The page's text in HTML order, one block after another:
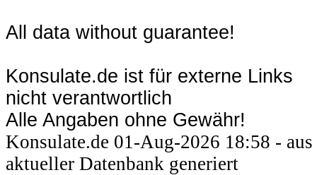
All data without guarantee!
Konsulate.de ist für externe Links
nicht verantwortlich
Alle Angaben ohne Gewähr!
Konsulate.de 01-Aug-2026 18:58 - aus
aktueller Datenbank generiert